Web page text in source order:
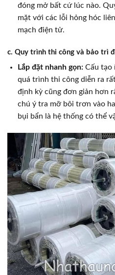
đóng mở bất cứ lúc nào.
mặt với các lỗi hỏng hóc
mạch điện tử.
c. Quy trình thi công và bảo trì
Lắp đặt nhanh gọn:Cấu tạo
quá trình thi công diễn ra
định kỳ cũng đơn giản hơn
chú ý tra mỡ bôi trơn vào
bụi bẩn là hệ thống có thể